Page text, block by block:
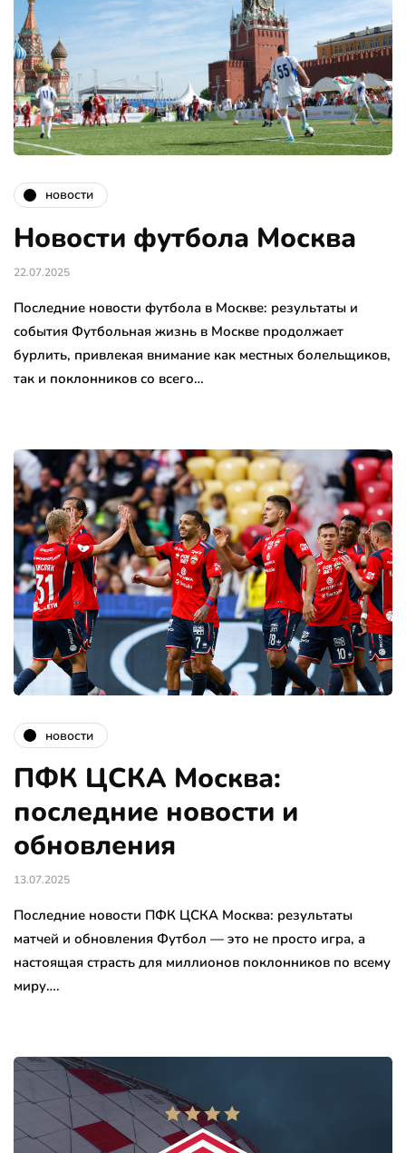
новости
Новости футбола Москва
22.07.2025
Последние новости футбола в Москве: результаты и
события Футбольная жизнь в Москве продолжает
бурлить, привлекая внимание как местных болельщиков,
так и поклонников со всего…
новости
ПФК ЦСКА Москва:
последние новости и
обновления
13.07.2025
Последние новости ПФК ЦСКА Москва: результаты
матчей и обновления Футбол — это не просто игра, а
настоящая страсть для миллионов поклонников по всему
миру….